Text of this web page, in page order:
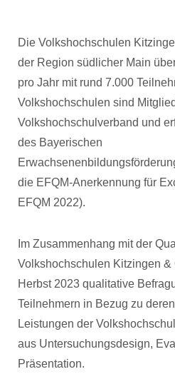
Die Volkshochschulen
der Region südlicher Main
pro Jahr mit rund 7.000
Volkshochschulen sind
Volkshochschulverband und
des Bayerischen
die EFQM-Anerkennung für
EFQM 2022).
Im Zusammenhang mit der
Volkshochschulen Kitzingen &
Herbst 2023 qualitative
Teilnehmern in Bezug zu
Leistungen der
aus Untersuchungsdesign,
Präsentation.